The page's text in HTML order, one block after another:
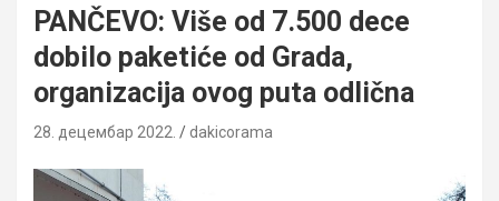
PANČEVO: Više od 7.500 dece
dobilo paketiće od Grada,
organizacija ovog puta odlična
28. децембар 2022. dakicorama